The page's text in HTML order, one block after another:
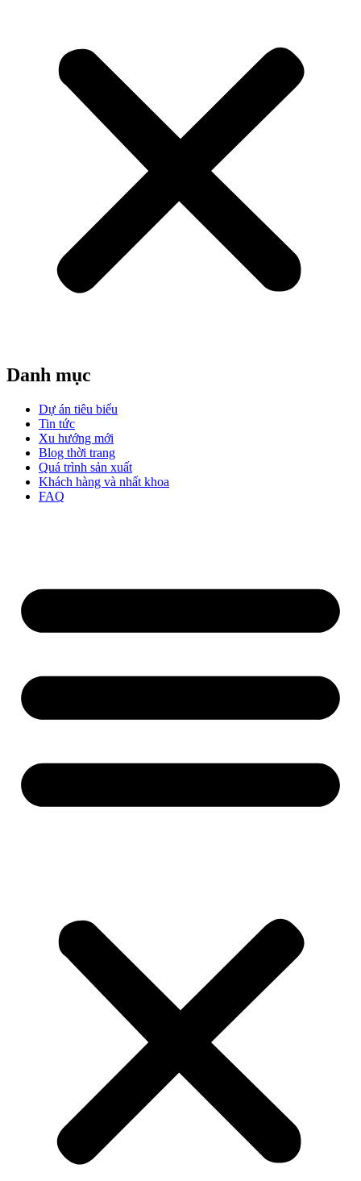
Danh mục
Dự án tiêu biểu
Tin tức
Xu hướng mới
Blog thời trang
Quá trình sản xuất
Khách hàng và nhất khoa
FAQ